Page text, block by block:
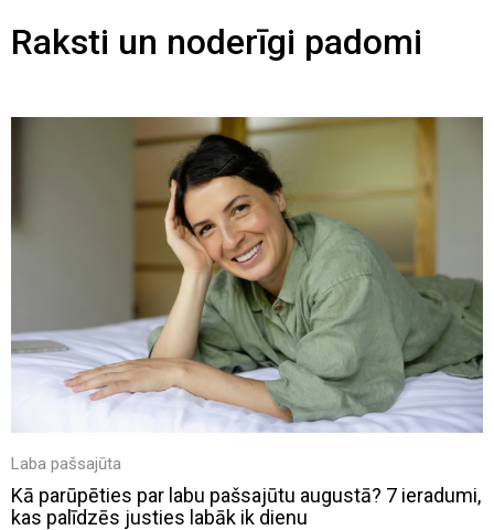
Raksti un noderīgi padomi
Laba pašsajūta
Kā parūpēties par labu pašsajūtu augustā? 7 ieradumi,
kas palīdzēs justies labāk ik dienu